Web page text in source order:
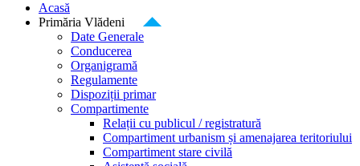
Acasă
Primăria Vlădeni
Date Generale
Conducerea
Organigramă
Regulamente
Dispoziții primar
Compartimente
Relații cu publicul / registratură
Compartiment urbanism și amenajarea teritoriului
Compartiment stare civilă